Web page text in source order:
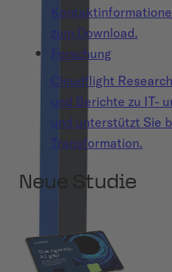
zum Download.
Forschung
Cloudflight
und Berichte zu IT-
und unterstützt Sie
Transformation.
Neue Studie